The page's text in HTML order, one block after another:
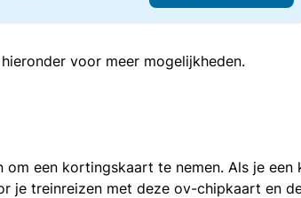
voor meer mogelijkheden.
een kortingskaart te nemen. Als je
treinreizen met deze ov-chipkaart en